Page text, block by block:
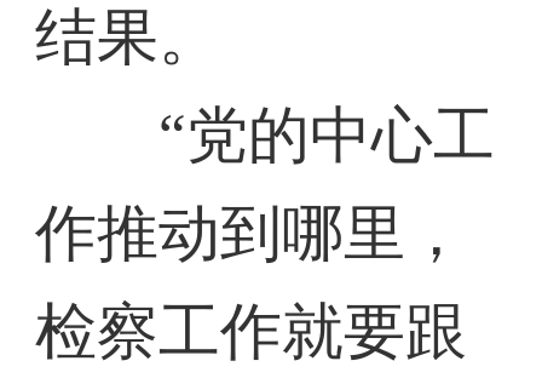
结果。
“党的中心工
作推动到哪里，
检察工作就要跟